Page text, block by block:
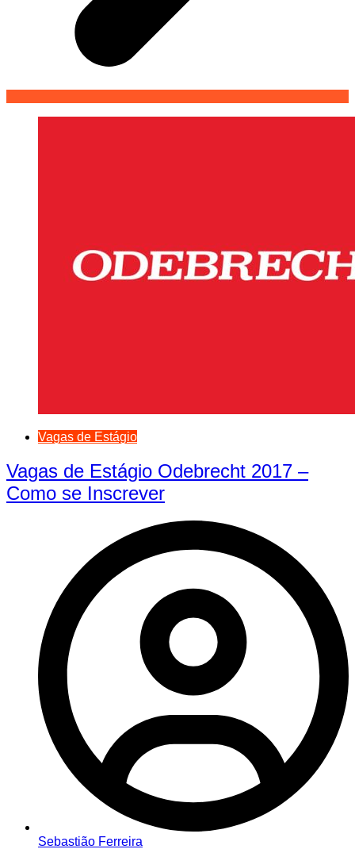
Vagas de Estágio
Vagas de Estágio Odebrecht 2017 –
Como se Inscrever
Sebastião Ferreira